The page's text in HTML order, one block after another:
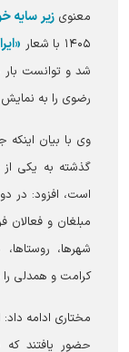
معنویزیر سایه
۱۴۰۵ با شعار
شد و توانست بار
رضوی را به نمایش
وی با بیان
گذشته به یکی
مبلغان و فعالان
شهرها،
کرامت و همدلی را
حضور یافتند